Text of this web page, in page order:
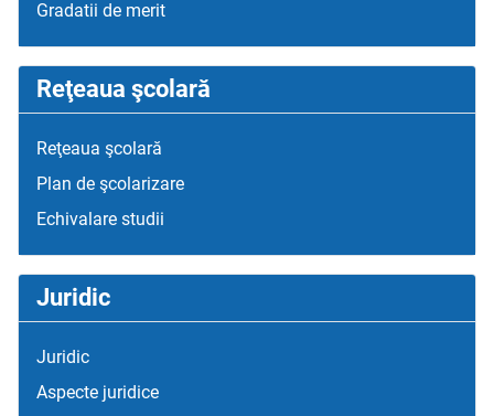
Gradatii de merit
Reţeaua şcolară
Reţeaua şcolară
Plan de şcolarizare
Echivalare studii
Juridic
Juridic
Aspecte juridice